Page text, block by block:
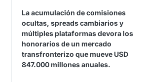
La acumulación de comisiones
ocultas, spreads cambiarios y
múltiples plataformas devora los
honorarios de un mercado
transfronterizo que mueve USD
847.000 millones anuales.